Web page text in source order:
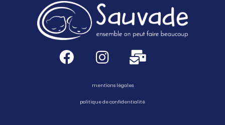
mentions légales
politique de confidentialité